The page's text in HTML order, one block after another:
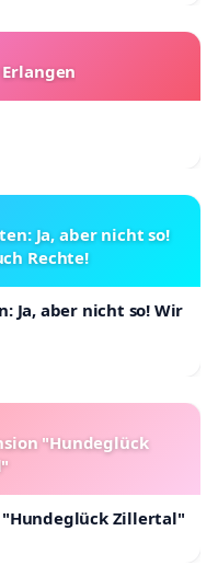
Ja, aber nicht so!
Rechte!
Ja, aber nicht so! Wir
"Hundeglück
"Hundeglück Zillertal"